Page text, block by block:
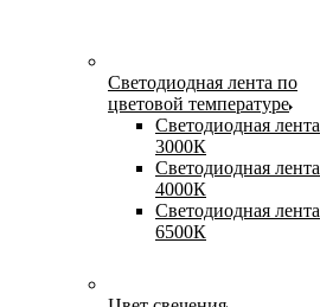
Светодиодная лента по
цветовой температуре
Светодиодная лента
3000К
Светодиодная лента
4000К
Светодиодная лента
6500К